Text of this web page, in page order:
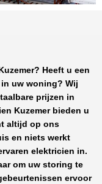
Kuzemer? Heeft u een
in uw woning? Wij
prijzen in
Kuzemerbieden u
altijd op ons
en niets werkt
elektricien in.
om uw storing te
ervoor